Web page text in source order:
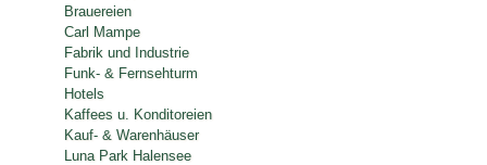
Brauereien
Carl Mampe
Fabrik und Industrie
Funk- & Fernsehturm
Hotels
Kaffees u. Konditoreien
Kauf- & Warenhäuser
Luna Park Halensee